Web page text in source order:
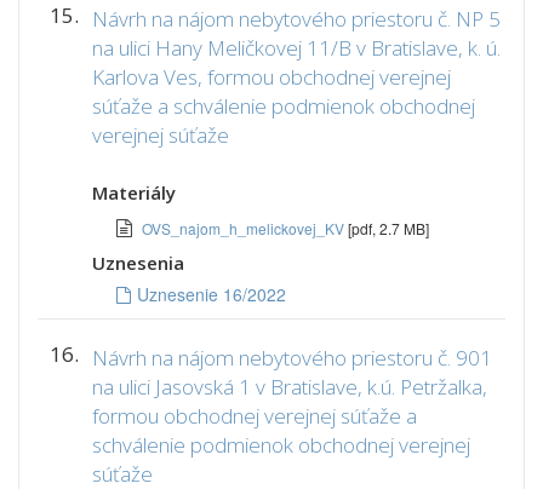
15.
Návrh na nájom nebytového priestoru č. NP 5
na ulici Hany Meličkovej 11/B v Bratislave, k. ú.
Karlova Ves, formou obchodnej verejnej
súťaže a schválenie podmienok obchodnej
verejnej súťaže
Materiály
OVS_najom_h_melickovej_KV[pdf, 2.7 MB]
Uznesenia
Uznesenie 16/2022
16.
Návrh na nájom nebytového priestoru č. 901
na ulici Jasovská 1 v Bratislave, k.ú. Petržalka,
formou obchodnej verejnej súťaže a
schválenie podmienok obchodnej verejnej
súťaže